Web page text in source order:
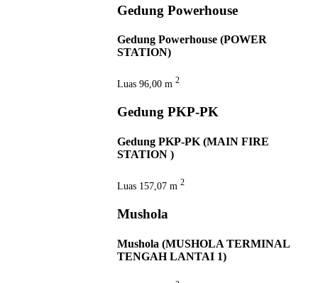
Gedung Powerhouse
Gedung Powerhouse (POWER
STATION)
Luas 96,00 m 2
Gedung PKP-PK
Gedung PKP-PK (MAIN FIRE
STATION )
Luas 157,07 m 2
Mushola
Mushola (MUSHOLA TERMINAL
TENGAH LANTAI 1)